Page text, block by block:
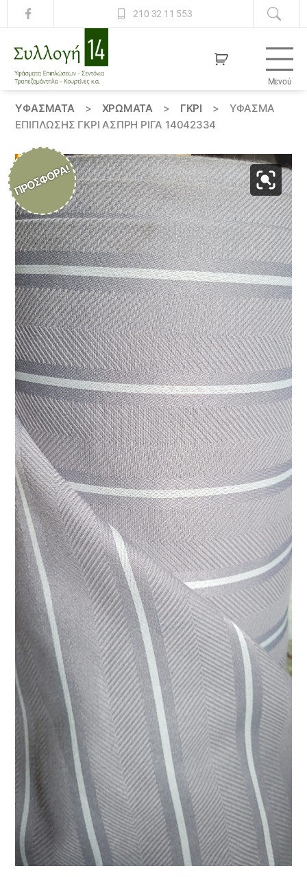
210 32 11 553
14
Μενού
ΥΦΆΣΜΑΤΑ > ΧΡΏΜΑΤΑ > ΓΚΡΙ >
ΎΦΑΣΜΑ
ΕΠΊΠΛΩΣΗΣ ΓΚΡΊ ΆΣΠΡΗ ΡΊΓΑ 14042334
ΠΡΟΣΦΟΡΆ!